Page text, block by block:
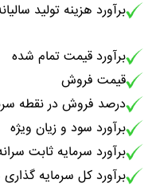
برآورد هزینه تولید
برآورد قیمت تمام شده
قیمت فروش
درصد فروش در نقطه
برآورد سود و زیان ویژه
برآورد سرمایه ثابت
برآورد کل سرمایه گذاری